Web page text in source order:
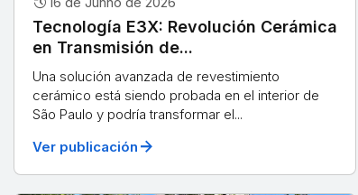
Tecnología E3X: Revolución Cerámica
en Transmisión de...
Una solución avanzada de revestimiento
cerámico está siendo probada en el interior de
São Paulo y podría transformar el...
Ver publicación arrow_forward